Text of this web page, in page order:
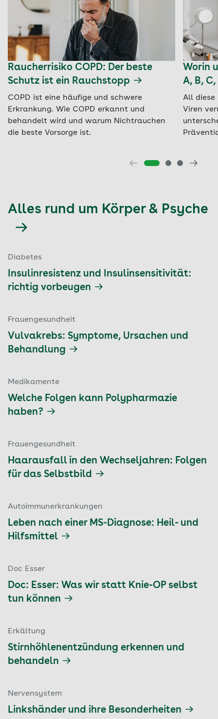
Raucherrisiko COPD: Der beste
Schutz ist ein Rauchstopp
COPD ist eine häufige und schwere
Erkrankung. Wie COPD erkannt und
behandelt wird und warum Nichtrauchen
die beste Vorsorge ist.
Worin
A, B,
All diese
Viren
Alles rund um Körper & Psyche
Diabetes
Insulinresistenz und Insulinsensitivität:
richtig vorbeugen
Frauengesundheit
Vulvakrebs: Symptome, Ursachen und
Behandlung
Medikamente
Welche Folgen kann Polypharmazie
haben?
Frauengesundheit
Haarausfall in den Wechseljahren: Folgen
für das Selbstbild
Autoimmunerkrankungen
Leben nach einer MS-Diagnose: Heil- und
Hilfsmittel
Doc Esser
Doc: Esser: Was wir statt Knie-OP selbst
tun können
Erkältung
Stirnhöhlenentzündung erkennen und
behandeln
Nervensystem
Linkshänder und ihre Besonderheiten